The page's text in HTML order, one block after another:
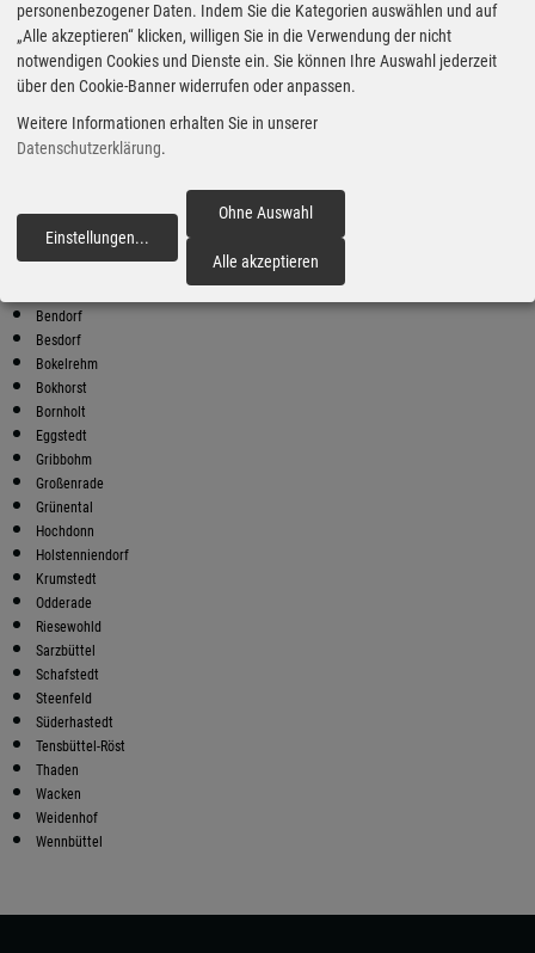
2.039€
Super E10
Hauptstraße 16
Preiswerter tanken - finden Sie die günstigsten Benzin und Diesel
Preise in Ihrer Stadt
Bendorf
Besdorf
Bokelrehm
Bokhorst
Bornholt
Eggstedt
Gribbohm
Großenrade
Grünental
Hochdonn
Holstenniendorf
Krumstedt
Odderade
Riesewohld
Sarzbüttel
Schafstedt
Steenfeld
Süderhastedt
Tensbüttel-Röst
Thaden
Wacken
Weidenhof
Wennbüttel
personenbezogener Daten. Indem Sie die Kategorien auswählen und auf
„Alle akzeptieren“ klicken, willigen Sie in die Verwendung der nicht
notwendigen Cookies und Dienste ein. Sie können Ihre Auswahl jederzeit
über den Cookie-Banner widerrufen oder anpassen.
Weitere Informationen erhalten Sie in unserer
Datenschutzerklärung.
Einstellungen...
Ohne Auswahl
Alle akzeptieren